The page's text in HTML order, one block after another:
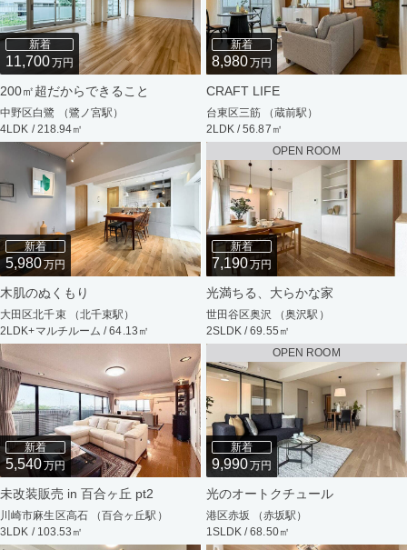
新着
11,700万円
200㎡超だからできること
中野区白鷺 （鷺ノ宮駅）
4LDK / 218.94㎡
新着
8,980万円
CRAFT LIFE
台東区三筋 （蔵前駅）
2LDK / 56.87㎡
新着
5,980万円
木肌のぬくもり
大田区北千束 （北千束駅）
2LDK+マルチルーム / 64.13㎡
OPEN ROOM
新着
7,190万円
光満ちる、大らかな家
世田谷区奥沢 （奥沢駅）
2SLDK / 69.55㎡
新着
5,540万円
未改装販売 in 百合ヶ丘 pt2
川崎市麻生区高石 （百合ヶ丘駅）
3LDK / 103.53㎡
OPEN ROOM
新着
9,990万円
光のオートクチュール
港区赤坂 （赤坂駅）
1SLDK / 68.50㎡